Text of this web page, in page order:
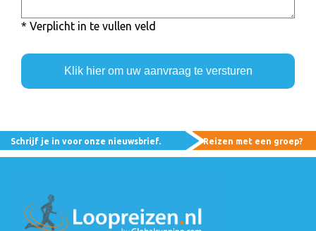
* Verplicht in te vullen veld
Klik hier om uw aanvraag te versturen
Schrijf je in voor onze nieuwsbrief. Reizen met een groep?